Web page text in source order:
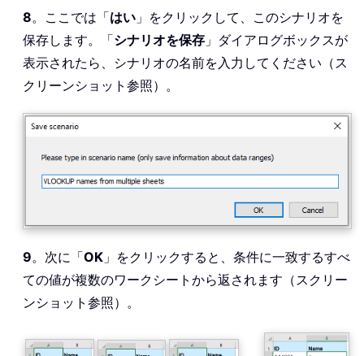
8。ここでは「はい 」をクリックして、このシナリオを
保存します。「シナリオを保存 」ダイアログボックスが
表示されたら、シナリオの名前を入力してください（ス
クリーンショット参照）。
9。次に「OK 」をクリックすると、条件に一致するすべ
ての値が複数のワークシートから返されます（スクリー
ンショット参照）。